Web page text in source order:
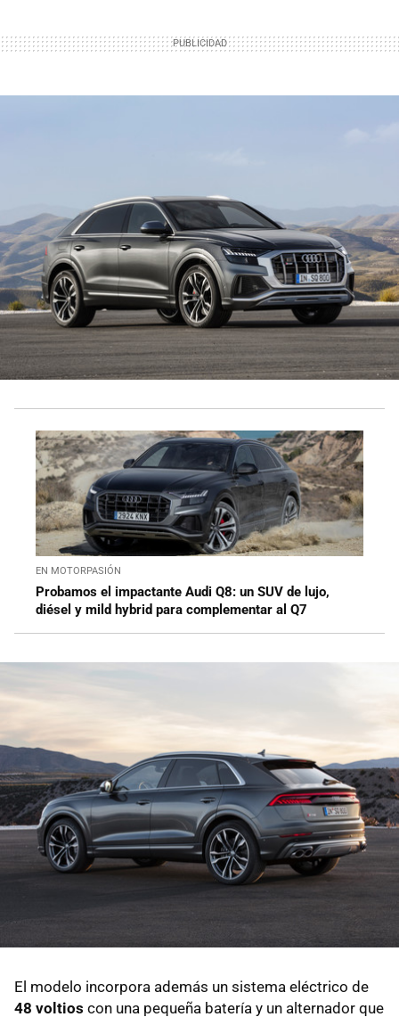
EN MOTORPASIÓN
Probamos el impactante Audi Q8: un SUV de lujo,
diésel y mild hybrid para complementar al Q7
El modelo incorpora además un sistema eléctrico de
48 voltios con una pequeña batería y un alternador que